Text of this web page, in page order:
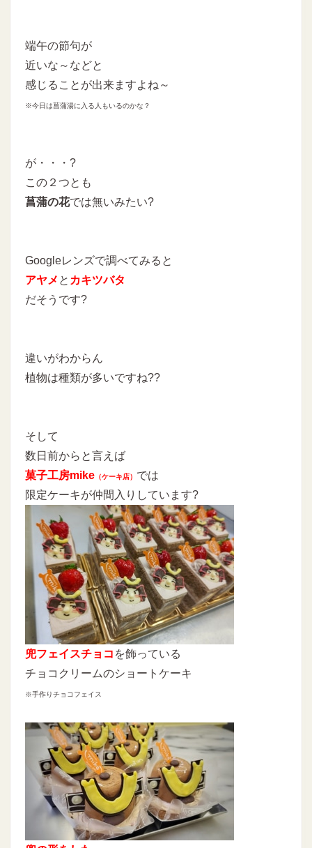
端午の節句が
近いな～などと
感じることが出来ますよね～
※今日は菖蒲湯に入る人もいるのかな？
が・・・?
この２つとも
菖蒲の花では無いみたい?
Googleレンズで調べてみると
アヤメ と カキツバタ
だそうです?
違いがわからん
植物は種類が多いですね??
そして
数日前からと言えば
菓子工房mike （ケーキ店） では
限定ケーキが仲間入りしています?
兜フェイスチョコ を飾っている
チョコクリームのショートケーキ
※手作りチョコフェイス